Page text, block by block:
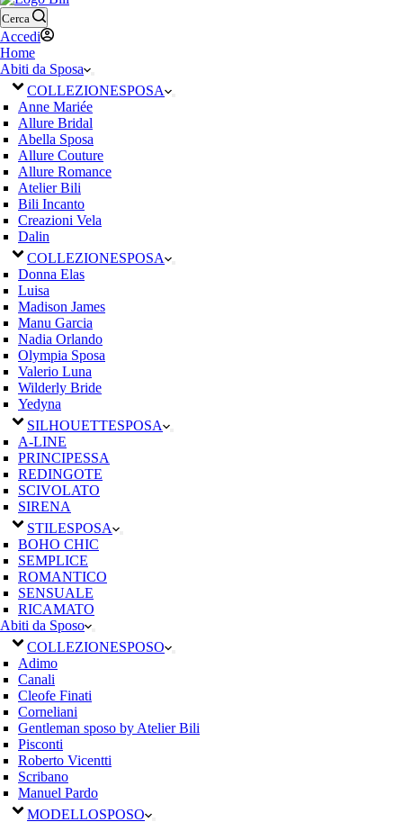
Cerca
Accedi
Home
Abiti da Sposa
COLLEZIONESPOSA
Anne Mariée
Allure Bridal
Abella Sposa
Allure Couture
Allure Romance
Atelier Bili
Bili Incanto
Creazioni Vela
Dalin
COLLEZIONESPOSA
Donna Elas
Luisa
Madison James
Manu Garcia
Nadia Orlando
Olympia Sposa
Valerio Luna
Wilderly Bride
Yedyna
SILHOUETTESPOSA
A-LINE
PRINCIPESSA
REDINGOTE
SCIVOLATO
SIRENA
STILESPOSA
BOHO CHIC
SEMPLICE
ROMANTICO
SENSUALE
RICAMATO
Abiti da Sposo
COLLEZIONESPOSO
Adimo
Canali
Cleofe Finati
Corneliani
Gentleman sposo by Atelier Bili
Pisconti
Roberto Vicentti
Scribano
Manuel Pardo
MODELLOSPOSO